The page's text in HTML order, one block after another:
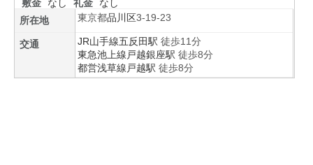
敷金
なし 礼金
なし
所在地
東京都品川区3-19-23
交通 JR山手線五反田駅 徒歩11分
東急池上線 戸越銀座駅 徒歩8分
都営浅草線 戸越駅 徒歩8分